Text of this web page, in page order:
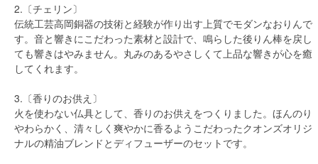
2.〔チェリン〕
伝統工芸高岡銅器の技術と経験が作り出す上質でモダンなおりんで
す。音と響きにこだわった素材と設計で、鳴らした後りん棒を戻し
ても響きはやみません。丸みのあるやさしくて上品な響きが心を癒
してくれます。
3.〔香りのお供え〕
火を使わない仏具として、香りのお供えをつくりました。ほんのり
やわらかく、清々しく爽やかに香るようこだわったクオンズオリジ
ナルの精油ブレンドとディフューザーのセットです。